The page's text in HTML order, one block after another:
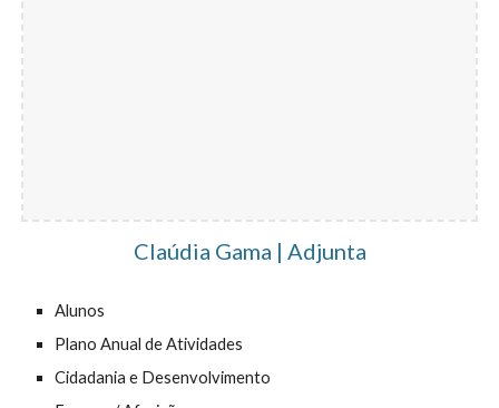
Claúdia Gama | Adjunta
Alunos
Plano Anual de Atividades
Cidadania e Desenvolvimento